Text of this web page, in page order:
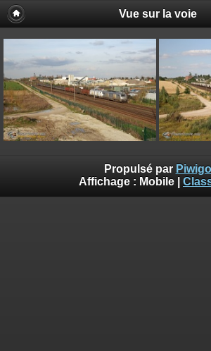
Vue sur la voie
Propulsé par Piwigo
Affichage : Mobile